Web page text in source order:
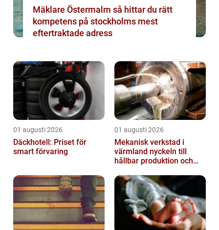
Mäklare Östermalm så hittar du rätt
kompetens på stockholms mest
eftertraktade adress
01 augusti 2026
Däckhotell: Priset för
smart förvaring
01 augusti 2026
Mekanisk verkstad i
värmland nyckeln till
hållbar produktion och